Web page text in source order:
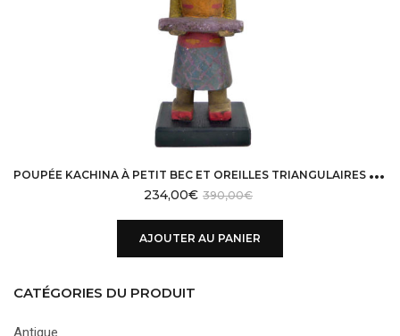
P
OUPÉE KACHINA À PETIT BEC ET OREILLES TRIANGULAIRES HOPI EN BOIS SUR SOCLE
390,00€
234,00€
AJOUTER AU PANIER
CATÉGORIES DU PRODUIT
Antique